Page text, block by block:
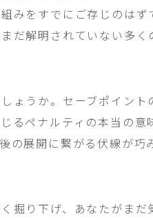
みをすでにご存じのは
だ解明されていない多
ょうか。セーブポイン
るペナルティの本当の意
の展開に繋がる伏線が巧
掘り下げ、あなたがま